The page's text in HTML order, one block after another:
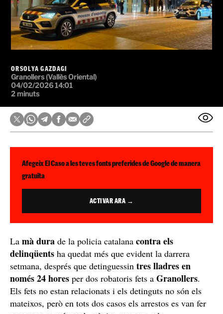
ORSOLYA GAZDAGI
Granollers (Vallès Oriental)
04/02/2026 14:01
2 minuts
Afegeix El Caso a les teves fonts preferides de Google de manera
gratuïta
ACTIVAR ARA →
La mà dura de la policia catalana contra els
delinqüents ha quedat més que evident la darrera
setmana, després que detinguessin tres lladres en
només 24 hores per dos robatoris fets a Granollers.
Els fets no estan relacionats i els detinguts no són els
mateixos, però en tots dos casos els arrestos es van fer